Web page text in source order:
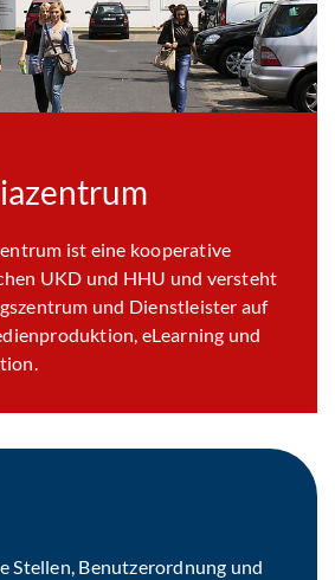
ist eine kooperative
UKD und HHU und versteht
und Dienstleister auf
eLearning und
Stellen, Benutzerordnung und